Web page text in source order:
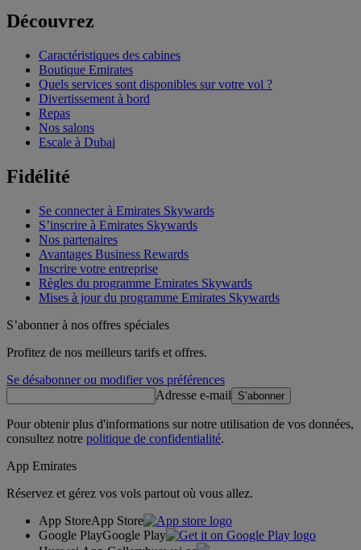
Découvrez
Caractéristiques des cabines
Boutique Emirates
Quels services sont disponibles sur votre vol ?
Divertissement à bord
Repas
Nos salons
Escale à Dubai
Fidélité
Se connecter à Emirates Skywards
S’inscrire à Emirates Skywards
Nos partenaires
Avantages Business Rewards
Inscrire votre entreprise
Règles du programme Emirates Skywards
Mises à jour du programme Emirates Skywards
S’abonner à nos offres spéciales
Profitez de nos meilleurs tarifs et offres.
Se désabonner ou modifier vos préférences
Adresse e-mail
S’abonner
Pour obtenir plus d'informations sur notre utilisation de vos données,
consultez notre politique de confidentialité.
App Emirates
Réservez et gérez vos vols partout où vous allez.
App StoreApp Store
Google PlayGoogle Play